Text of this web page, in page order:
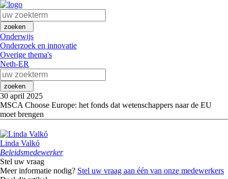
zoeken
Onderwijs
Onderzoek en innovatie
Overige thema's
Neth-ER
zoeken
30 april 2025
MSCA Choose Europe: het fonds dat wetenschappers naar de EU
moet brengen
Linda Valkó
Beleidsmedewerker
Stel uw vraag
Meer informatie nodig? Stel uw vraag aan één van onze medewerkers